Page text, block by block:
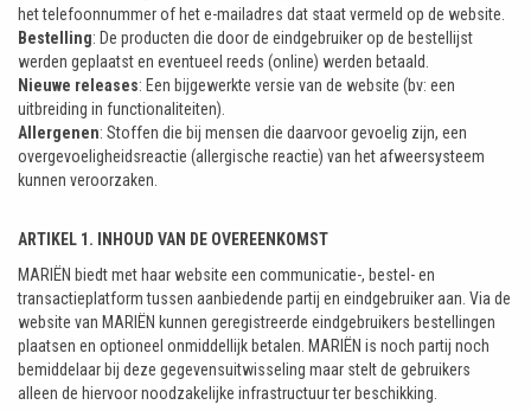
het telefoonnummer of het e-mailadres dat staat vermeld op de website.
Bestelling: De producten die door de eindgebruiker op de bestellijst
werden geplaatst en eventueel reeds (online) werden betaald.
Nieuwe releases: Een bijgewerkte versie van de website (bv: een
uitbreiding in functionaliteiten).
Allergenen: Stoffen die bij mensen die daarvoor gevoelig zijn, een
overgevoeligheidsreactie (allergische reactie) van het afweersysteem
kunnen veroorzaken.
ARTIKEL 1. INHOUD VAN DE OVEREENKOMST
MARIËN biedt met haar website een communicatie-, bestel- en
transactieplatform tussen aanbiedende partij en eindgebruiker aan. Via de
website van MARIËN kunnen geregistreerde eindgebruikers bestellingen
plaatsen en optioneel onmiddellijk betalen. MARIËN is noch partij noch
bemiddelaar bij deze gegevensuitwisseling maar stelt de gebruikers
alleen de hiervoor noodzakelijke infrastructuur ter beschikking.